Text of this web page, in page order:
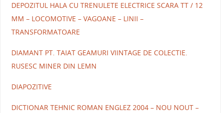
DEPOZITUL HALA CU TRENULETE ELECTRICE SCARA TT / 12
MM – LOCOMOTIVE – VAGOANE – LINII –
TRANSFORMATOARE
DIAMANT PT. TAIAT GEAMURI VIINTAGE DE COLECTIE.
RUSESC MINER DIN LEMN
DIAPOZITIVE
DICTIONAR TEHNIC ROMAN ENGLEZ 2004 – NOU NOUT –